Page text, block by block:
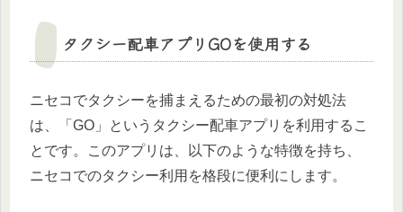
タクシー配車アプリGOを使用する
ニセコでタクシーを捕まえるための最初の対処法
は、「GO」というタクシー配車アプリを利用するこ
とです。このアプリは、以下のような特徴を持ち、
ニセコでのタクシー利用を格段に便利にします。